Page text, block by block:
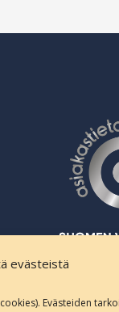
evästeistä
Evästeiden